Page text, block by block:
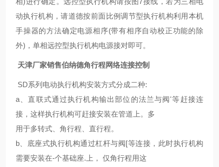
动执行机构，请道德按前面比例调节型执行机构利用本机
手操器的方法确定电源相序(带有相序自动校正功能的除
外)，单相远控型执行机构电源接对即可。
天津厂家销售伯纳德角行程网络连接控制
SD系列电动执行机构安装方式分成二种:
a、直联式通过执行机构输出部位的法兰与阀'等赶接连
接，这样执行机构可赶接安装在管道上。多
用于多转式、角行程、直行程。
b、底座式执行机构通过杠杆与阀[等连接，此时执行机构
需要安装在-个基础座.上， 仅角行程用这